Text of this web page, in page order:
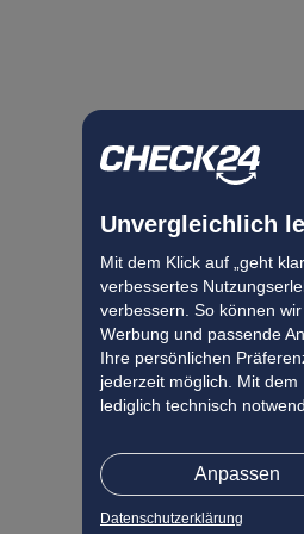
Unvergleichlich
Mit dem Klick auf „geht
verbessertes
verbessern. So können
Werbung und passende
Ihre persönlichen
jederzeit möglich. Mit dem
lediglich technisch
Anpassen
Datenschutzerklärung